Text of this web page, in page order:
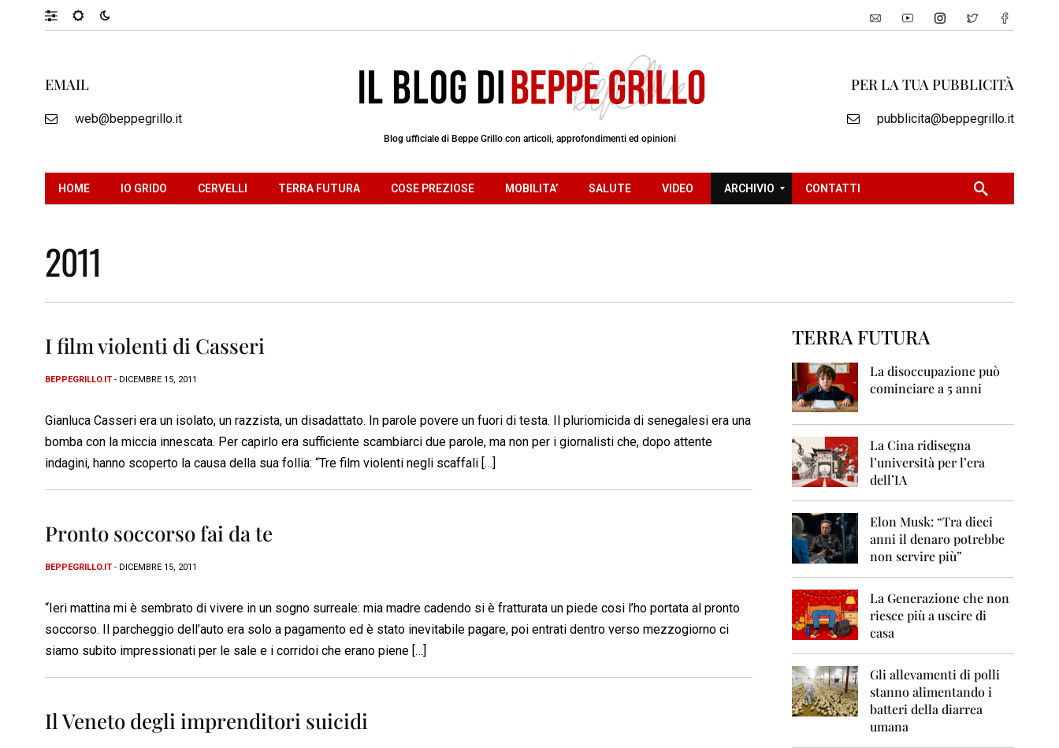
EMAIL
web@beppegrillo.it
Blog ufficiale di Beppe Grillo con articoli, approfondimenti ed opinioni
PER LA TUA PUBBLICITÀ
pubblicita@beppegrillo.it
HOME IO GRIDO CERVELLI TERRA FUTURA COSE PREZIOSE MOBILITA’ SALUTE VIDEO ARCHIVIO
0
0
CONTATTI
2011
I film violenti di Casseri
BEPPEGRILLO.IT - DICEMBRE 15, 2011
Gianluca Casseri era un isolato, un razzista, un disadattato. In parole povere un fuori di testa. Il pluriomicida di senegalesi era una
bomba con la miccia innescata. Per capirlo era sufficiente scambiarci due parole, ma non per i giornalisti che, dopo attente
indagini, hanno scoperto la causa della sua follia: “Tre film violenti negli scaffali […]
Pronto soccorso fai da te
BEPPEGRILLO.IT - DICEMBRE 15, 2011
“Ieri mattina mi è sembrato di vivere in un sogno surreale: mia madre cadendo si è fratturata un piede cosi l’ho portata al pronto
soccorso. Il parcheggio dell’auto era solo a pagamento ed è stato inevitabile pagare, poi entrati dentro verso mezzogiorno ci
siamo subito impressionati per le sale e i corridoi che erano piene […]
Il Veneto degli imprenditori suicidi
TERRA FUTURA
La disoccupazione può
cominciare a 5 anni
La Cina ridisegna
l’università per l’era
dell’IA
Elon Musk: “Tra dieci
anni il denaro potrebbe
non servire più”
La Generazione che non
riesce più a uscire di
casa
Gli allevamenti di polli
stanno alimentando i
batteri della diarrea
umana